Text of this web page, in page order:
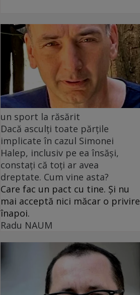
un sport la răsărit
Dacă asculți toate părțile
implicate în cazul Simonei
Halep, inclusiv pe ea însăși,
constați că toți ar avea
dreptate. Cum vine asta?
Care fac un pact cu tine. Și nu
mai acceptă nici măcar o privire
înapoi.
Radu NAUM